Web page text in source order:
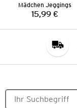
Mädchen Jeggings
Preis:
15,99 €